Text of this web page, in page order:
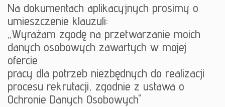
Na dokumentach aplikacyjnych prosimy o
umieszczenie klauzuli:
„Wyrażam zgodę na przetwarzanie moich
danych osobowych zawartych w mojej
ofercie
pracy dla potrzeb niezbędnych do realizacji
procesu rekrutacji, zgodnie z ustawa o
Ochronie Danych Osobowych"